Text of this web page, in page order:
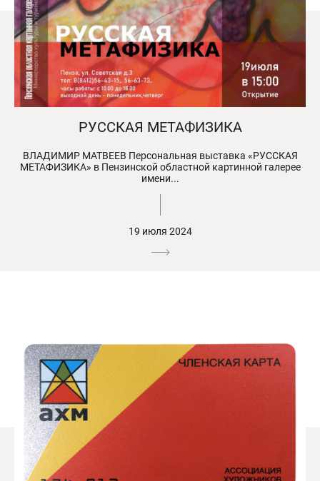
РУССКАЯ МЕТАФИЗИКА
ВЛАДИМИР МАТВЕЕВ Персональная выставка «РУССКАЯ
МЕТАФИЗИКА» в Пензинской областной картинной галерее
имени...
19 июля 2024